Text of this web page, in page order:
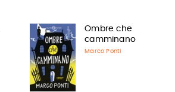
Ombre che
camminano
Marco Ponti